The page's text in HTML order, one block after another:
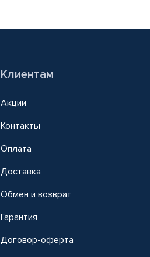
Клиентам
Акции
Контакты
Оплата
Доставка
Обмен и возврат
Гарантия
Договор-оферта